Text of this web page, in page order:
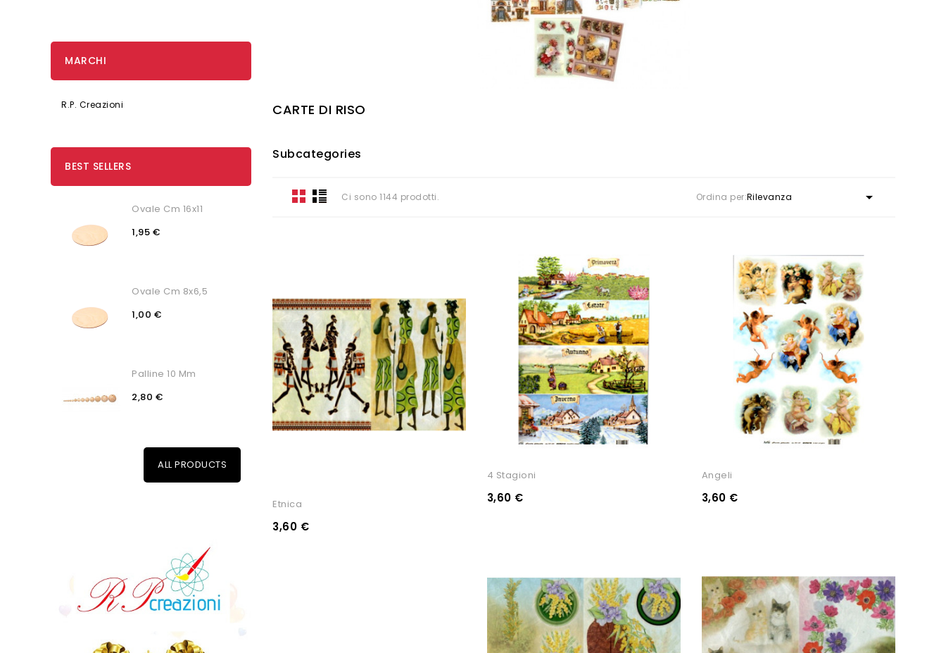
MARCHI
R.P. Creazioni
BEST SELLERS
Ovale Cm 16x11
1,95 €
Ovale Cm 8x6,5
1,00 €
Palline 10 Mm
2,80 €
ALL PRODUCTS
CARTE DI RISO
Subcategories
Ci sono 1144 prodotti. Ordina per:Rilevanza 
Etnica
3,60 €
4 Stagioni
3,60 €
Angeli
3,60 €